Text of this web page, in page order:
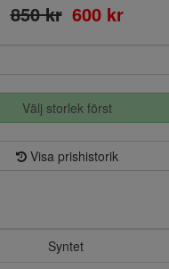
850 kr 600 kr
Välj storlek först
Visa prishistorik
Syntet